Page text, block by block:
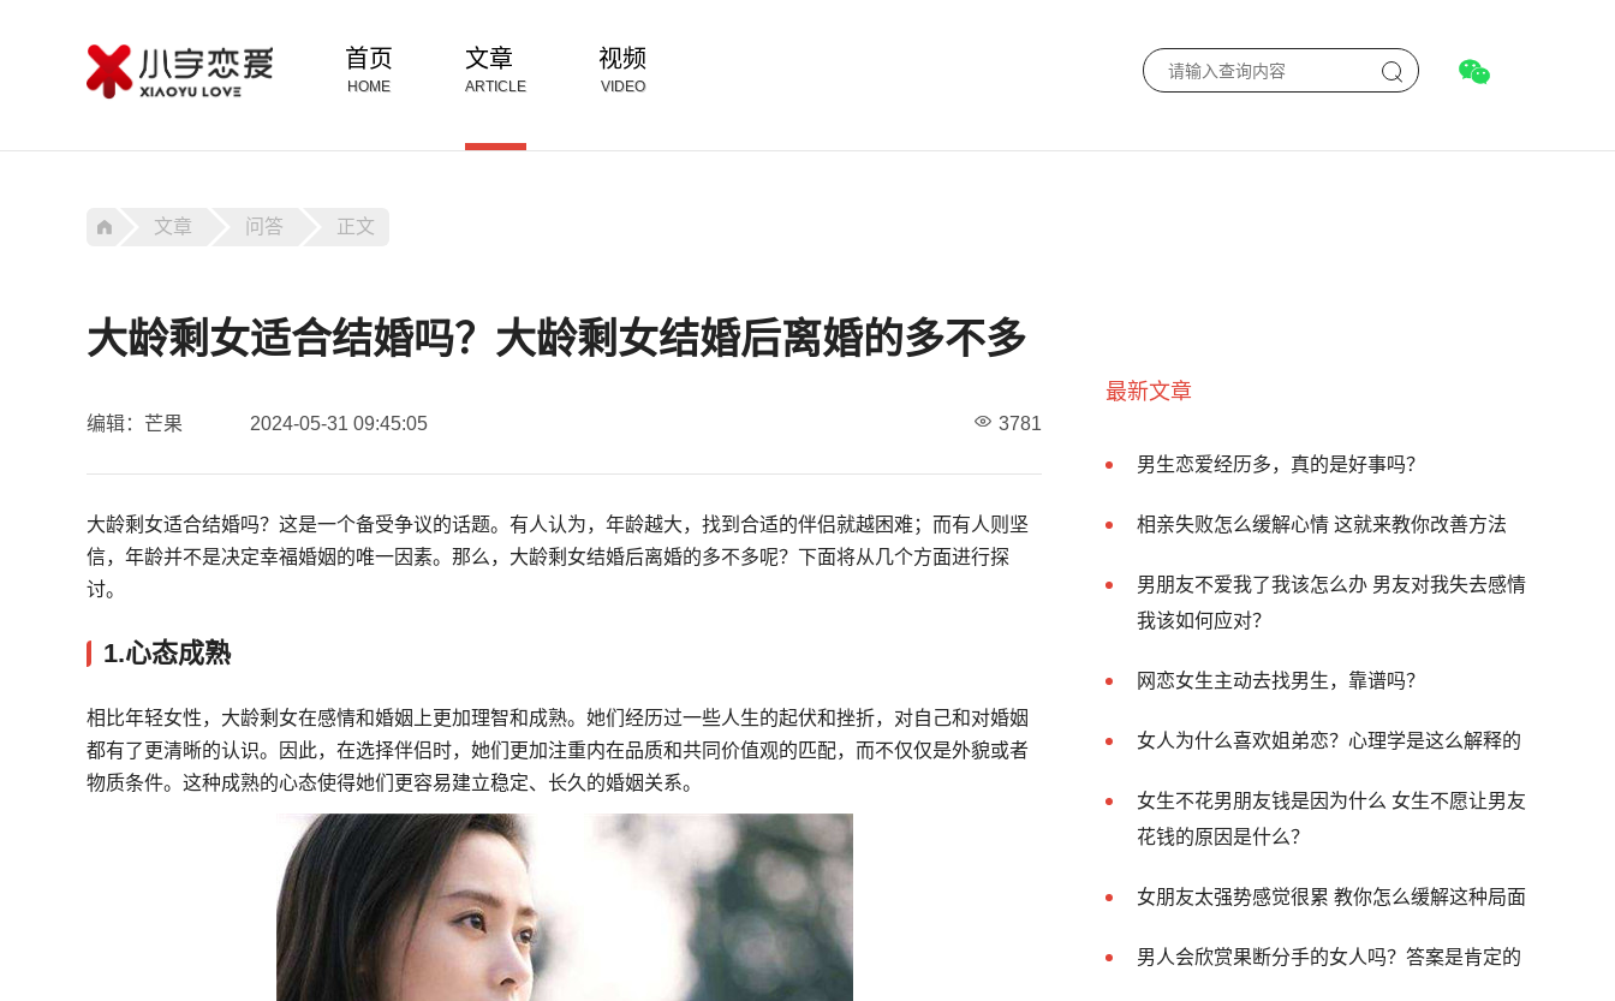
首页
HOME
文章
ARTICLE
视频
VIDEO
文章 问答 正文
大龄剩女适合结婚吗？大龄剩女结婚后离婚的多不多
编辑：芒果 2024-05-31 09:45:05 3781
大龄剩女适合结婚吗？这是一个备受争议的话题。有人认为，年龄越大，找到合适的伴侣就越困难；而有人则坚
信，年龄并不是决定幸福婚姻的唯一因素。那么，大龄剩女结婚后离婚的多不多呢？下面将从几个方面进行探
讨。
1.心态成熟
相比年轻女性，大龄剩女在感情和婚姻上更加理智和成熟。她们经历过一些人生的起伏和挫折，对自己和对婚姻
都有了更清晰的认识。因此，在选择伴侣时，她们更加注重内在品质和共同价值观的匹配，而不仅仅是外貌或者
物质条件。这种成熟的心态使得她们更容易建立稳定、长久的婚姻关系。
最新文章
男生恋爱经历多，真的是好事吗？
相亲失败怎么缓解心情 这就来教你改善方法
男朋友不爱我了我该怎么办 男友对我失去感情
我该如何应对？
网恋女生主动去找男生，靠谱吗？
女人为什么喜欢姐弟恋？心理学是这么解释的
女生不花男朋友钱是因为什么 女生不愿让男友
花钱的原因是什么？
女朋友太强势感觉很累 教你怎么缓解这种局面
男人会欣赏果断分手的女人吗？答案是肯定的